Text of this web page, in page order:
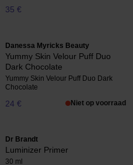
35 €
Danessa Myricks Beauty
Yummy Skin Velour Puff Duo
Dark Chocolate
Yummy Skin Velour Puff Duo Dark
Chocolate
24 € Niet op voorraad
Dr Brandt
Luminizer Primer
30 ml